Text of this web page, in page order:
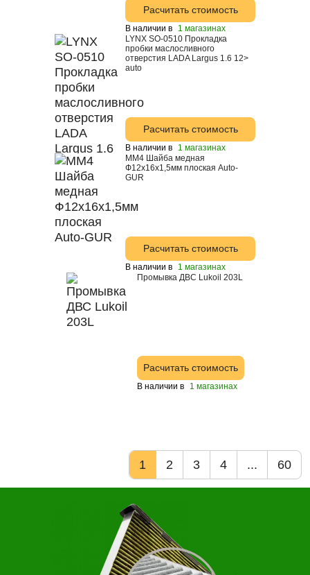
Расчитать стоимость
В наличии в
1 магазинах
LYNX SO-0510 Прокладка
пробки маслосливного
отверстия LADA Largus 1.6 12>
auto
Расчитать стоимость
В наличии в
1 магазинах
MM4 Шайба медная
Ф12x16x1,5мм плоская Auto-
GUR
Расчитать стоимость
В наличии в
1 магазинах
Промывка ДВС Lukoil 203L
Расчитать стоимость
В наличии в 1 магазинах
1 2 3 4 ... 60